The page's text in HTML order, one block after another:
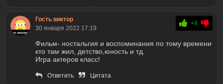
Гость виктор
30 января 2022 17:19
+4
Фильм- ностальгия и воспоминания по тому времени
кто там жил, детство,юность и тд.
Игра актеров класс!
Ответить Цитата